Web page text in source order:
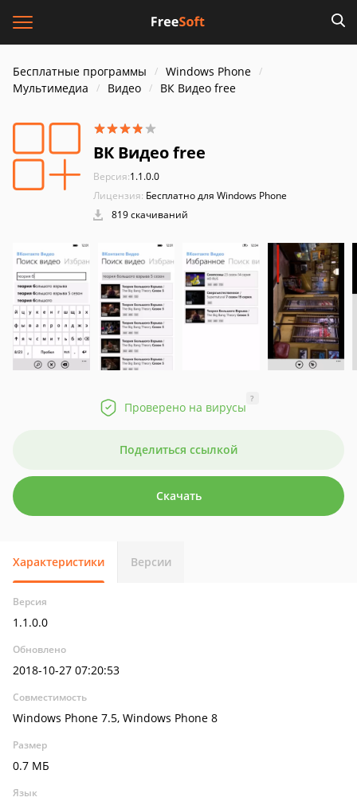
Бесплатные программы
Windows Phone
Мультимедиа
Видео ВК Видео free
ВК Видео free
Версия:1.1.0.0
Лицензия: Бесплатно для Windows Phone
819 скачиваний
Проверено на вирусы
?
Поделиться ссылкой
Скачать
Характеристики Версии
Версия
1.1.0.0
Обновлено
2018-10-27 07:20:53
Совместимость
Windows Phone 7.5, Windows Phone 8
Размер
0.7 МБ
Язык